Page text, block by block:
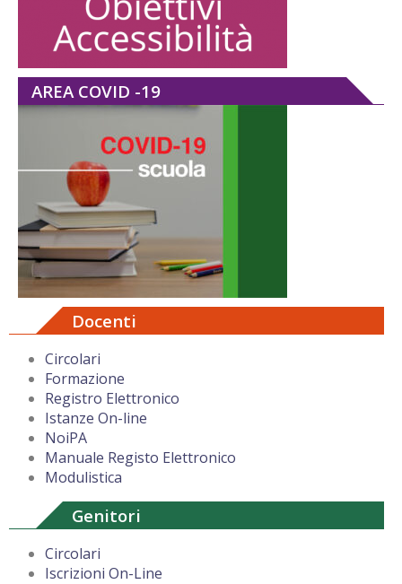
AREA COVID -19
Docenti
Circolari
Formazione
Registro Elettronico
Istanze On-line
NoiPA
Manuale Registo Elettronico
Modulistica
Genitori
Circolari
Iscrizioni On-Line